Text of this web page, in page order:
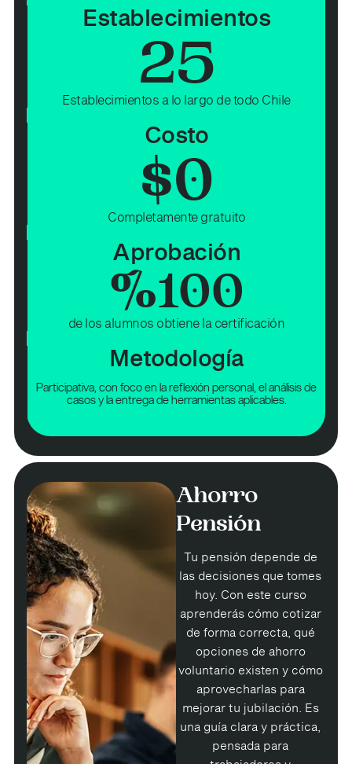
Establecimientos
Establecimientos a lo largo de todo Chile
25
Costo
Completamente gratuito
$0
Aprobación
de los alumnos obtiene la certificación
%100
Metodología
Participativa, con foco en la reflexión personal, el análisis de
casos y la entrega de herramientas aplicables.
Ahorro
Pensión
Tu pensión depende de
las decisiones que tomes
hoy. Con este curso
aprenderás cómo cotizar
de forma correcta, qué
opciones de ahorro
voluntario existen y cómo
aprovecharlas para
mejorar tu jubilación. Es
una guía clara y práctica,
pensada para